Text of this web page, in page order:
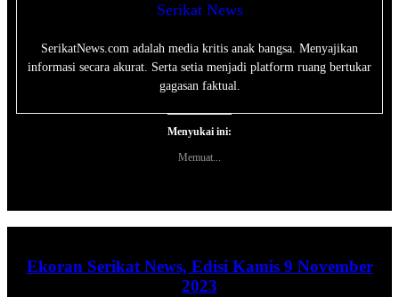
Serikat News
SerikatNews.com adalah media kritis anak bangsa. Menyajikan
informasi secara akurat. Serta setia menjadi platform ruang bertukar
gagasan faktual.
Menyukai ini:
Memuat...
Ekoran Serikat News, Edisi Kamis 9 November
2023